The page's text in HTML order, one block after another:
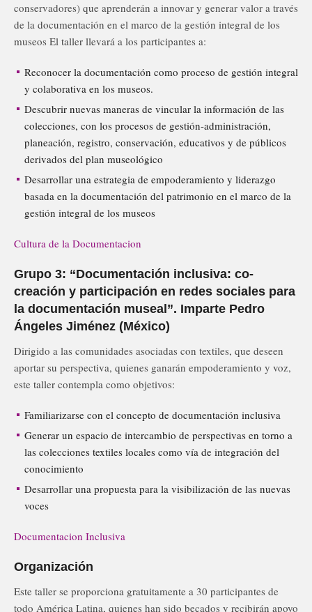
conservadores) que aprenderán a innovar y generar valor a través
de la documentación en el marco de la gestión integral de los
museos El taller llevará a los participantes a:
Reconocer la documentación como proceso de gestión integral
y colaborativa en los museos.
Descubrir nuevas maneras de vincular la información de las
colecciones, con los procesos de gestión-administración,
planeación, registro, conservación, educativos y de públicos
derivados del plan museológico
Desarrollar una estrategia de empoderamiento y liderazgo
basada en la documentación del patrimonio en el marco de la
gestión integral de los museos
Cultura de la Documentacion
Grupo 3: “Documentación inclusiva: co-
creación y participación en redes sociales para
la documentación museal”. Imparte Pedro
Ángeles Jiménez (México)
Dirigido a las comunidades asociadas con textiles, que deseen
aportar su perspectiva, quienes ganarán empoderamiento y voz,
este taller contempla como objetivos:
Familiarizarse con el concepto de documentación inclusiva
Generar un espacio de intercambio de perspectivas en torno a
las colecciones textiles locales como vía de integración del
conocimiento
Desarrollar una propuesta para la visibilización de las nuevas
voces
Documentacion Inclusiva
Organización
Este taller se proporciona gratuitamente a 30 participantes de
todo América Latina, quienes han sido becados y recibirán apoyo